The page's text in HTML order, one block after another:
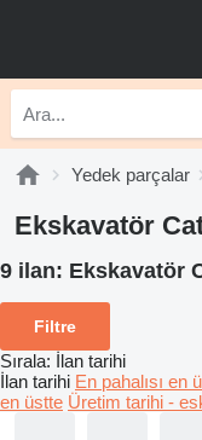
Yedek parçalar
Ekskavatör
9 ilan: Ekskavatör
Filtre
Sırala: İlan tarihi
İlan tarihi En pahalısı en
en üstte Üretim tarihi -